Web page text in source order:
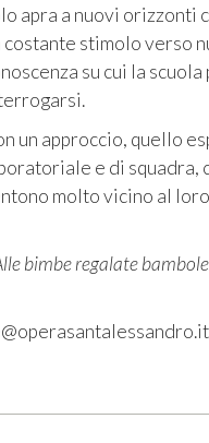
apra a nuovi orizzonti
costante stimolo verso
su cui la scuola
un approccio, quello
e di squadra,
molto vicino al
bimbe regalate